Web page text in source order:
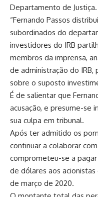
Departamento de Justiça.
“Fernando Passos
subordinados do
investidores do IRB
membros da imprensa,
de administração do IRB,
sobre o suposto
É de salientar que
acusação, e presume-se
sua culpa em tribunal.
Após ter admitido os
continuar a colaborar
comprometeu-se a
de dólares aos
de março de 2020.